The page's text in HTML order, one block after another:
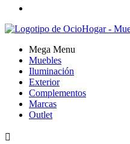
Mega Menu
Muebles
Iluminación
Exterior
Complementos
Marcas
Outlet
